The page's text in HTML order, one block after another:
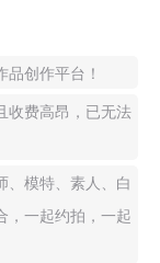
创作平台！
收费高昂，已无法
、模特、素人、白
，一起约拍，一起